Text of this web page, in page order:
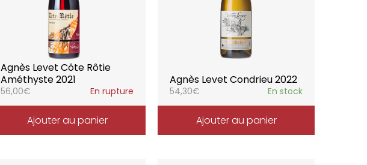
Agnès Levet Côte Rôtie
Améthyste 2021
56,00€ En rupture
Ajouter au panier
Agnès Levet Condrieu 2022
54,30€ En stock
Ajouter au panier